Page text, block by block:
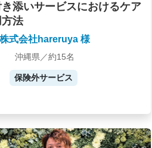
添いサービスにおけるケア
法
株式会社hareruya 様
沖縄県／約15名
保険外サービス